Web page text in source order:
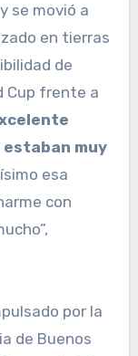
se movió a
en tierras
de
Cup frente a
muy
esa
con
por la
de Buenos